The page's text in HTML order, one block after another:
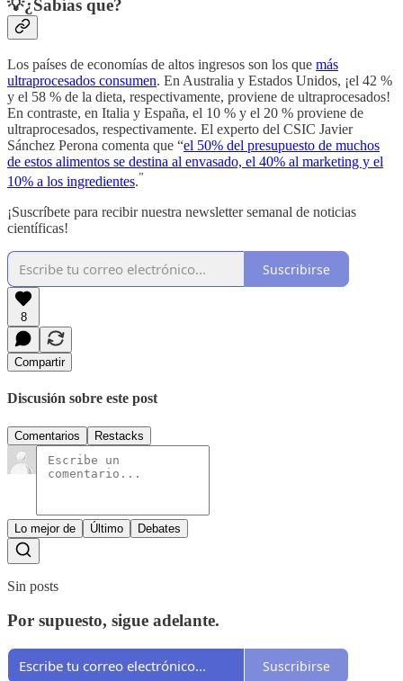
💡¿Sabías que?
Los países de economías de altos ingresos son los que más
ultraprocesados consumen. En Australia y Estados Unidos, ¡el 42 %
y el 58 % de la dieta, respectivamente, proviene de ultraprocesados!
En contraste, en Italia y España, el 10 % y el 20 % proviene de
ultraprocesados, respectivamente. El experto del CSIC Javier
Sánchez Perona comenta que “el 50% del presupuesto de muchos
de estos alimentos se destina al envasado, el 40% al marketing y el
10% a los ingredientes.”
¡Suscríbete para recibir nuestra newsletter semanal de noticias
científicas!
Suscribirse
8
Compartir
Discusión sobre este post
Comentarios Restacks
Lo mejor de Último Debates
Sin posts
Por supuesto, sigue adelante.
Suscribirse